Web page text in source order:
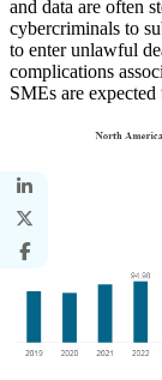
and data are often
cybercriminals to
to enter unlawful
complications
SMEs are